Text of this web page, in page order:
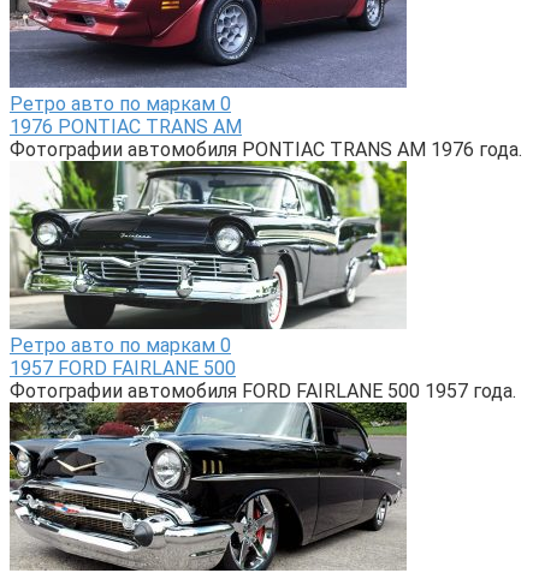
Ретро авто по маркам 0
1976 PONTIAC TRANS AM
Фотографии автомобиля PONTIAC TRANS AM 1976 года.
Ретро авто по маркам 0
1957 FORD FAIRLANE 500
Фотографии автомобиля FORD FAIRLANE 500 1957 года.